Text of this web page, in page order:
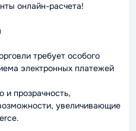
онлайн-расчета!
требует особого
электронных платежей
и прозрачность,
увеличивающие